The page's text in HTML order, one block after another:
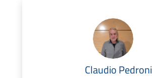
Claudio Pedroni